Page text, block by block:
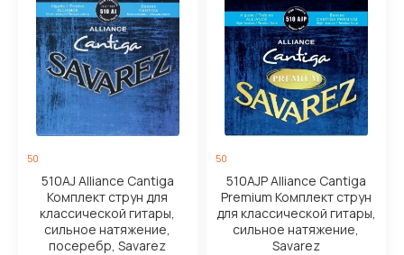
50
510AJ Alliance Cantiga
Комплект струн для
классической гитары,
сильное натяжение,
посеребр, Savarez
50
510AJP Alliance Cantiga
Premium Комплект струн
для классической гитары,
сильное натяжение,
Savarez